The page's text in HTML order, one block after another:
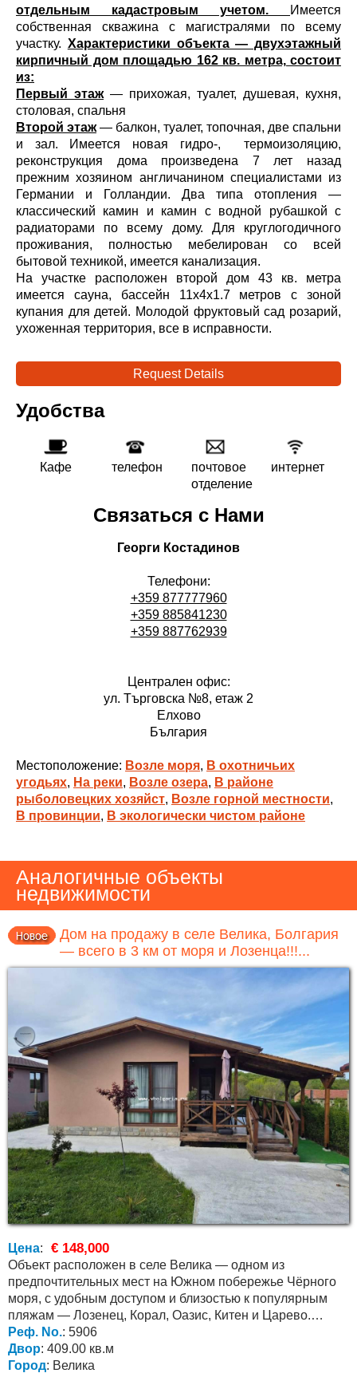
отдельным кадастровым учетом.
Имеется
собственная скважина с магистралями по всему
участку. Характеристики объекта — двухэтажный
кирпичный дом площадью 162 кв. метра, состоит
из:
Первый этаж— прихожая, туалет, душевая, кухня,
столовая, спальня
Второй этаж— балкон, туалет, топочная, две спальни
и зал. Имеется новая гидро-, термоизоляцию,
реконструкция дома произведена 7 лет назад
прежним хозяином англичанином специалистами из
Германии и Голландии. Два типа отопления —
классический камин и камин с водной рубашкой с
радиаторами по всему дому. Для круглогодичного
проживания, полностью мебелирован со всей
бытовой техникой, имеется канализация.
На участке расположен второй дом 43 кв. метра
имеется сауна, бассейн 11х4х1.7 метров с зоной
купания для детей. Молодой фруктовый сад розарий,
ухоженная территория, все в исправности.
Request Details
Удобства
Кафе телефон
почтовое
отделение
интернет
Связаться с Нами
Георги Костадинов
Телефони:
+359 877777960
+359 885841230
+359 887762939
Централен офис:
ул. Търговска №8, етаж 2
Елхово
България
Местоположение: Возле моря, В охотничьих
угодьях, На реки, Возле озера, В районе
рыболовецких хозяйст, Возле горной местности,
В провинции, В экологически чистом районе
Аналогичные объекты
недвижимости
Дом на продажу в селе Велика, Болгария
— всего в 3 км от моря и Лозенца!!!...
Цена: € 148,000
Объект расположен в селе Велика — одном из
предпочтительных мест на Южном побережье Чёрного
моря, с удобным доступом и близостью к популярным
пляжам — Лозенец, Корал, Оазис, Китен и Царево.
Расстояние до...
Реф. No.: 5906
Двор: 409.00 кв.м
Город: Велика